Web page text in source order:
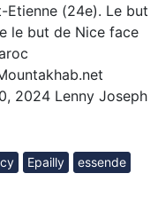
(24e). Le but
le but de Nice face
2024 Lenny Joseph
Epailly
essende